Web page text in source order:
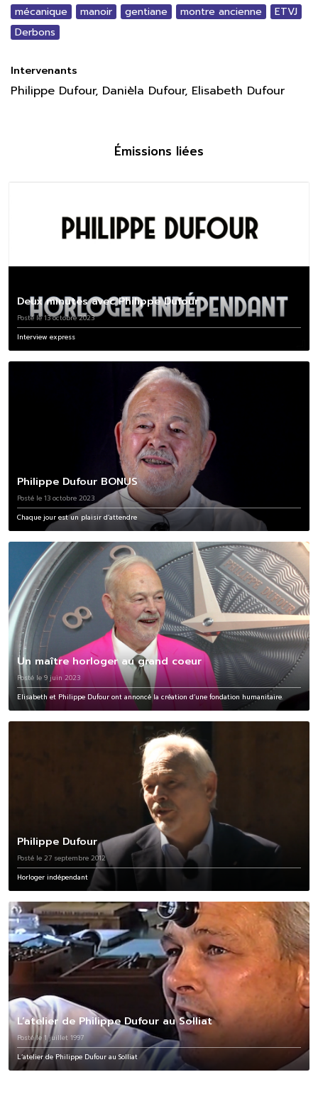
mécanique
manoir gentiane montre ancienne
ETVJ
Derbons
Intervenants
Philippe Dufour, Danièla Dufour, Elisabeth Dufour
Émissions liées
Deux minutes avec Philippe Dufour
Posté le 13 octobre 2023
Interview express
Philippe Dufour BONUS
Posté le 13 octobre 2023
Chaque jour est un plaisir d’attendre
Un maître horloger au grand coeur
Posté le 9 juin 2023
Elisabeth et Philippe Dufour ont annoncé la création d’une fondation humanitaire.
Philippe Dufour
Posté le 27 septembre 2012
Horloger indépendant
L’atelier de Philippe Dufour au Solliat
Posté le 1 juillet 1997
L’atelier de Philippe Dufour au Solliat